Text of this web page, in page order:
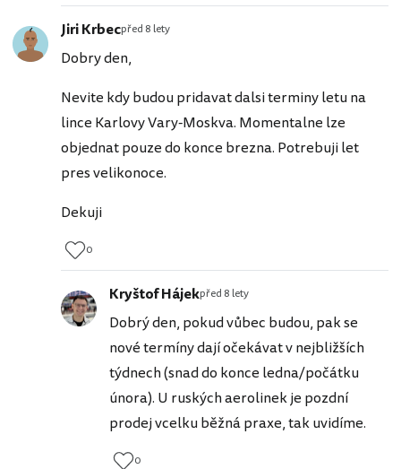
Jiri Krbecpřed 8 lety
Dobry den,
Nevite kdy budou pridavat dalsi terminy letu na
lince Karlovy Vary-Moskva. Momentalne lze
objednat pouze do konce brezna. Potrebuji let
pres velikonoce.
Dekuji
0
Kryštof Hájekpřed 8 lety
Dobrý den, pokud vůbec budou, pak se
nové termíny dají očekávat v nejbližších
týdnech (snad do konce ledna/počátku
února). U ruských aerolinek je pozdní
prodej vcelku běžná praxe, tak uvidíme.
0